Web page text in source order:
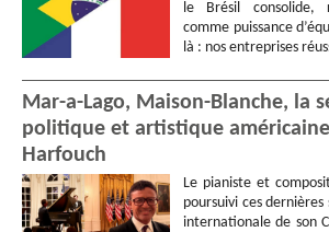
le Brésil consolide,
comme puissance
là : nos entreprises
Mar-a-Lago, Maison-Blanche, la
politique et artistique américaine
Harfouch
Le pianiste et
poursuivi ces
internationale de son